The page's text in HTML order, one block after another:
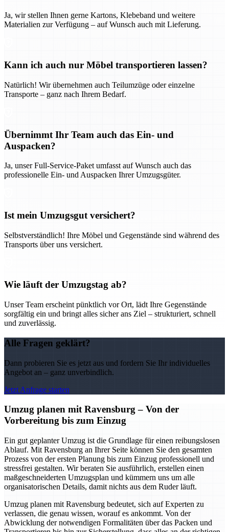
Ja, wir stellen Ihnen gerne Kartons, Klebeband und weitere
Materialien zur Verfügung – auf Wunsch auch mit Lieferung.
Kann ich auch nur Möbel transportieren lassen?
Natürlich! Wir übernehmen auch Teilumzüge oder einzelne
Transporte – ganz nach Ihrem Bedarf.
Übernimmt Ihr Team auch das Ein- und
Auspacken?
Ja, unser Full-Service-Paket umfasst auf Wunsch auch das
professionelle Ein- und Auspacken Ihrer Umzugsgüter.
Ist mein Umzugsgut versichert?
Selbstverständlich! Ihre Möbel und Gegenstände sind während des
Transports über uns versichert.
Wie läuft der Umzugstag ab?
Unser Team erscheint pünktlich vor Ort, lädt Ihre Gegenstände
sorgfältig ein und bringt alles sicher ans Ziel – strukturiert, schnell
und zuverlässig.
Alle Fragen geklärt?
Dann probieren Sie es jetzt aus und fordern Sie Ihr individuelles
Angebot an – ganz unverbindlich.
Jetzt Anfrage starten
Umzug planen mit Ravensburg – Von der
Vorbereitung bis zum Einzug
Ein gut geplanter Umzug ist die Grundlage für einen reibungslosen
Ablauf. Mit Ravensburg an Ihrer Seite können Sie den gesamten
Prozess von der ersten Planung bis zum Einzug professionell und
stressfrei gestalten. Wir beraten Sie ausführlich, erstellen einen
maßgeschneiderten Umzugsplan und kümmern uns um alle
organisatorischen Details, damit nichts aus dem Ruder läuft.
Umzug planen mit Ravensburg bedeutet, sich auf Experten zu
verlassen, die genau wissen, worauf es ankommt. Von der
Abwicklung der notwendigen Formalitäten über das Packen und